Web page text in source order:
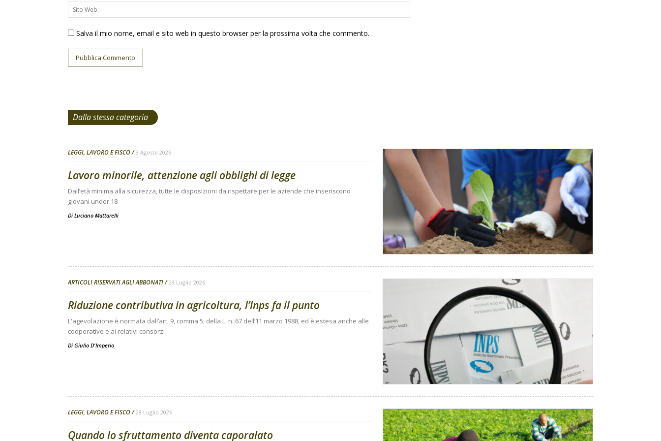
Salva il mio nome, email e sito web in questo browser per la prossima volta che commento.
Dalla stessa categoria
LEGGI, LAVORO E FISCO 3 Agosto 2026
Lavoro minorile, attenzione agli obblighi di legge
Dall’età minima alla sicurezza, tutte le disposizioni da rispettare per le aziende che inseriscono
giovani under 18
Di Luciano Mattarelli
ARTICOLI RISERVATI AGLI ABBONATI 29 Luglio 2026
Riduzione contributiva in agricoltura, l’Inps fa il punto
L'agevolazione è normata dall’art. 9, comma 5, della L. n. 67 dell’11 marzo 1988, ed è estesa anche alle
cooperative e ai relativi consorzi
Di Giulio D'Imperio
LEGGI, LAVORO E FISCO 28 Luglio 2026
Quando lo sfruttamento diventa caporalato